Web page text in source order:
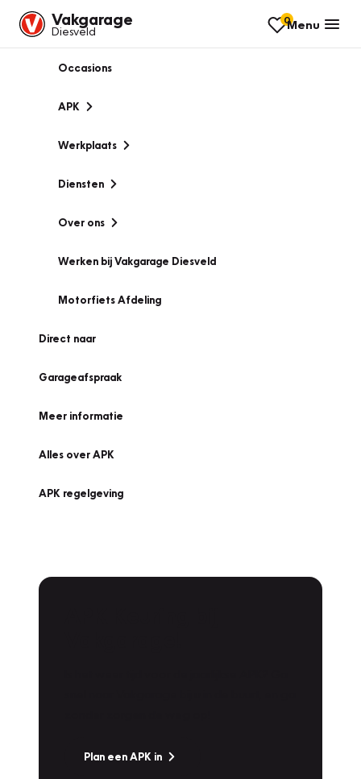
Vakgarage
Diesveld
0Menu
Occasions
APK
Werkplaats
Diensten
Over ons
Werken bij Vakgarage Diesveld
Motorfiets Afdeling
Direct naar
Garageafspraak
Meer informatie
Alles over APK
APK regelgeving
Plan een APK in